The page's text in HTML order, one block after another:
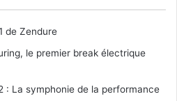
de Zendure
le premier break électrique
: La symphonie de la performance